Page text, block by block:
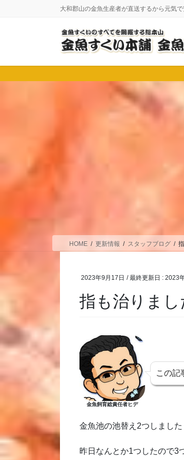
に
移
ョ
ン
大和郡山の金魚生産者が直送するから元気で
HOME 更新情報 スタッフブログ
2023年9月17日 / 最終更新日 :2023
指も治りまし
金魚飼育総責任者ヒデ
この記
金魚池の池替え2つしました
昨日なんとか1つしたので3